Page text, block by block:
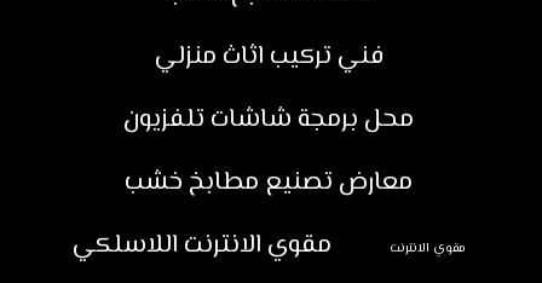
فني تركيب اثاث منزلي
محل برمجة شاشات تلفزيون
معارض تصنيع مطابخ خشب
مقوي الانترنت
مقوي الانترنت اللاسلكي